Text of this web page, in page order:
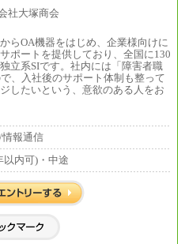
らOA機器をはじめ、企業様向けに
ポートを提供しており、全国に130
立系SIです。社内には「障害者職
、入社後のサポート体制も整って
したいという、意欲のある人をお
報通信
以内可)・中途